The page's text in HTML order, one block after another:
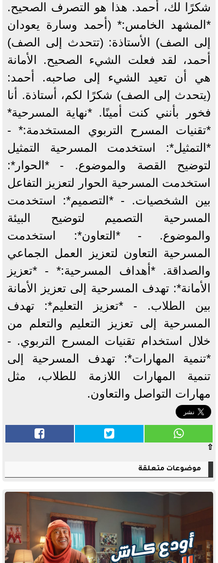
شكرًا لك، أحمد. هذا هو التصرف الصحيح.
*المشهد الخامس:* (أحمد وسارة يعودان
إلى الصف) الأستاذة: (تتحدث إلى الصف)
أحمد، لقد فعلت الشيء الصحيح. الأمانة
هي أن تعيد الشيء إلى صاحبه. أحمد:
(يتحدث إلى الصف) شكرًا لكم، أستاذة. أنا
فخور بأنني كنت أمينًا. *نهاية المسرحية*
*تقنيات المسرح التربوي المستخدمة:* -
*التمثيل*: استخدمت المسرحية التمثيل
لتوضيح القصة والموضوع. - *الحوار*:
استخدمت المسرحية الحوار لتعزيز التفاعل
بين الشخصيات. - *التصميم*: استخدمت
المسرحية التصميم لتوضيح البيئة
والموضوع. - *التعاون*: استخدمت
المسرحية التعاون لتعزيز العمل الجماعي
والصداقة. *أهداف المسرحية:* - *تعزيز
الأمانة*: تهدف المسرحية إلى تعزيز الأمانة
بين الطلاب. - *تعزيز التعليم*: تهدف
المسرحية إلى تعزيز التعليم والتعلم من
خلال استخدام تقنيات المسرح التربوي. -
*تنمية المهارات*: تهدف المسرحية إلى
تنمية المهارات اللازمة للطلاب، مثل
مهارات التواصل والتعاون.
⇧
موضوعات متعلقة